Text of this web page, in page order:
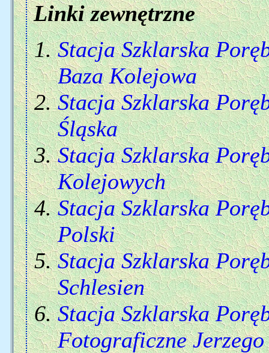
Linki zewnętrzne
Stacja Szklarska
Baza Kolejowa
Stacja Szklarska
Śląska
Stacja Szklarska
Kolejowych
Stacja Szklarska
Polski
Stacja Szklarska
Schlesien
Stacja Szklarska
Fotograficzne